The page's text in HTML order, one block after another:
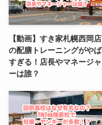
【動画】すき家札幌西岡店
の配膳トレーニングがやば
すぎる！店長やマネージャ
ーは誰？